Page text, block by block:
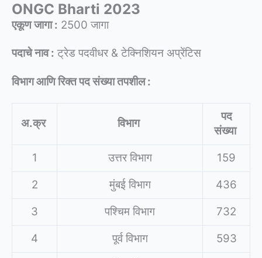
ONGC Bharti 2023
एकूण जागा : 2500 जागा
पदाचे नाव : ट्रेड पदवीधर & टेक्निशियन अप्रेंटिस
विभाग आणि रिक्त पद संख्या तपशील :
अ.क्र विभाग
पद
संख्या
1
उत्तर विभाग
159
2
मुंबई विभाग
436
3
पश्चिम विभाग
732
4
पूर्व विभाग
593